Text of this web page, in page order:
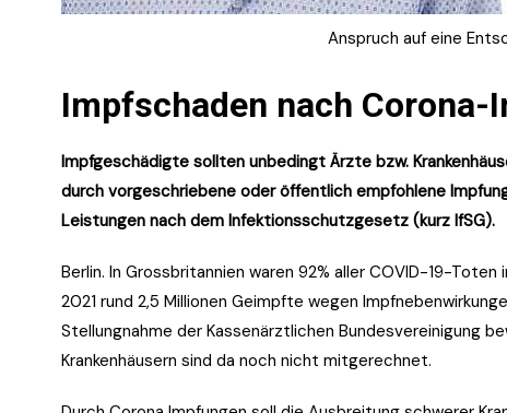
Anspruch auf eine
Impfschaden nach Corona-
Impfgeschädigte sollten unbedingt Ärzte bzw.
durch vorgeschriebene oder öffentlich empfohlene
Leistungen nach dem Infektionsschutzgesetz (kurz IfSG).
Berlin. In Grossbritannien waren 92% aller COVID-19-
2021 rund 2,5 Millionen Geimpfte wegen
Stellungnahme der Kassenärztlichen Bundesvereinigung
Krankenhäusern sind da noch nicht mitgerechnet.